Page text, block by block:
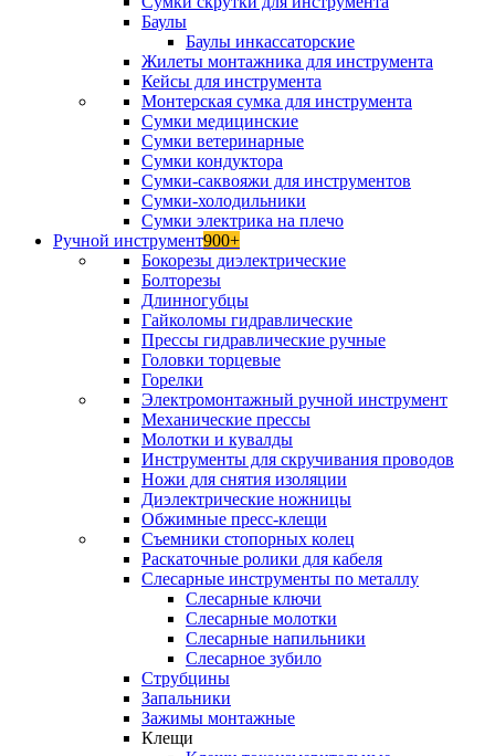
Баулы
Баулы инкассаторские
Жилеты монтажника для инструмента
Кейсы для инструмента
Монтерская сумка для инструмента
Сумки медицинские
Сумки ветеринарные
Сумки кондуктора
Сумки-саквояжи для инструментов
Сумки-холодильники
Сумки электрика на плечо
Ручной инструмент900+
Бокорезы диэлектрические
Болторезы
Длинногубцы
Гайколомы гидравлические
Прессы гидравлические ручные
Головки торцевые
Горелки
Электромонтажный ручной инструмент
Механические прессы
Молотки и кувалды
Инструменты для скручивания проводов
Ножи для снятия изоляции
Диэлектрические ножницы
Обжимные пресс-клещи
Съемники стопорных колец
Раскаточные ролики для кабеля
Слесарные инструменты по металлу
Слесарные ключи
Слесарные молотки
Слесарные напильники
Слесарное зубило
Струбцины
Запальники
Зажимы монтажные
Клещи